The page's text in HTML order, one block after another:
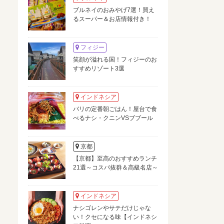
ブルネイのおみやげ7選！買え
るスーパー＆お店情報付き！
フィジー
笑顔が溢れる国！フィジーのお
すすめリゾート3選
インドネシア
バリの定番朝ごはん！屋台で食
べるナシ・クニンVSブブール
京都
【京都】至高のおすすめランチ
21選～コスパ抜群＆高級名店～
インドネシア
ナシゴレンやサテだけじゃな
い！クセになる味【インドネシ